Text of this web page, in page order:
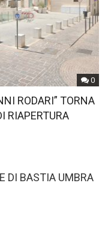
0
RODARI” TORNA
RIAPERTURA
DI BASTIA UMBRA